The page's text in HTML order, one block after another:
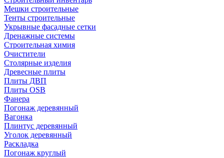
Мешки строительные
Тенты строительные
Укрывные фасадные сетки
Дренажные системы
Строительная химия
Очистители
Столярные изделия
Древесные плиты
Плиты ДВП
Плиты OSB
Фанера
Погонаж деревянный
Вагонка
Плинтус деревянный
Уголок деревянный
Раскладка
Погонаж круглый